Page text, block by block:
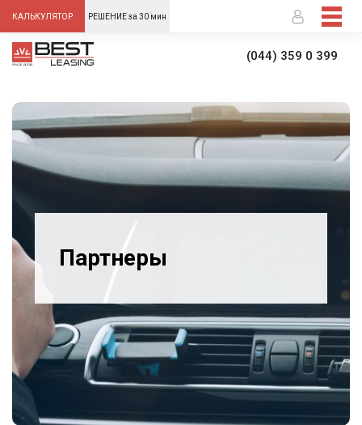
КАЛЬКУЛЯТОР РЕШЕНИЕ за 30 мин
(044) 359 0 399
Партнеры